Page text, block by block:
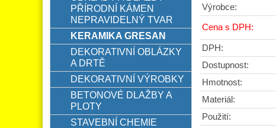
Výrobce:
Cena s DPH:
DPH:
Dostupnost:
Hmotnost:
Materiál:
Použití:
PŘÍRODNÍ KÁMEN
NEPRAVIDELNÝ TVAR
KERAMIKA GRESAN
DEKORATIVNÍ OBLÁZKY
A DRTĚ
DEKORATIVNÍ VÝROBKY
BETONOVÉ DLAŽBY A
PLOTY
STAVEBNÍ CHEMIE